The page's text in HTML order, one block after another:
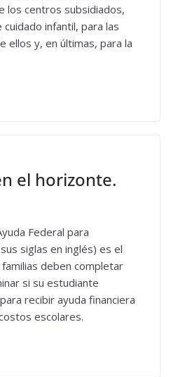
los centros subsidiados,
infantil, para las
ellos y, en últimas, para la
el horizonte.
Federal para
siglas en inglés) es el
deben completar
si su estudiante
recibir ayuda financiera
escolares.